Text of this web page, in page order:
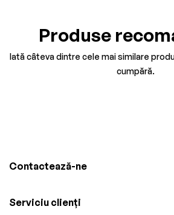
Produse
Iată câteva dintre cele mai similare
cumpără.
Contactează-ne
Serviciu clienți